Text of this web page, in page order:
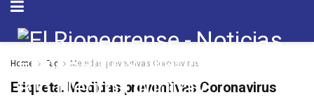
Home Tag Medidas preventivas Coronavirus
Etiqueta: Medidas preventivas Coronavirus